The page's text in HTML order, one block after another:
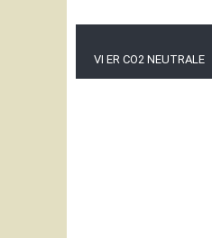
VI ER CO2 NEUTRALE